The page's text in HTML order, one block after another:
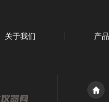
关于我们 产